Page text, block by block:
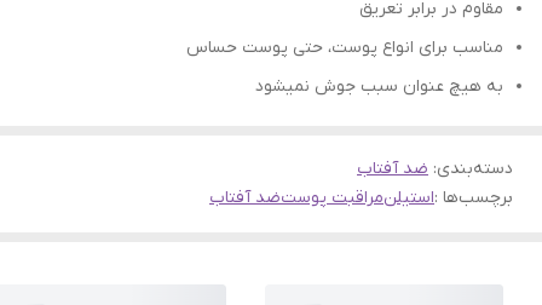
مقاوم در برابر تعریق
مناسب برای انواع پوست، حتی پوست حساس
به هیچ عنوان سبب جوش نمیشود
دسته‌بندی: ضد آفتاب
برچسب‌ها :استیلنمراقبت پوستضد آفتاب